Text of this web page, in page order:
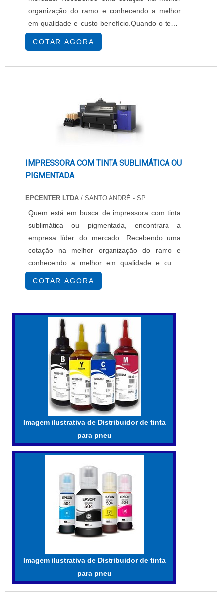
organização do ramo e conhecendo a melhor
em qualidade e custo benefício.Quando o tema
é impressora de rótulos e etiquetas, com os
melhores profissionais da EPcenter atingirá
excelente custo-benefício com pagamento
muitas maneiras eficientes de ...
COTAR AGORA
IMPRESSORA COM TINTA SUBLIMÁTICA OU
PIGMENTADA
EPCENTER LTDA / SANTO ANDRÉ - SP
Quem está em busca de impressora com tinta
sublimática ou pigmentada, encontrará a
empresa líder do mercado. Recebendo uma
cotação na melhor organização do ramo e
conhecendo a melhor em qualidade e custo
benefício.MAIS SOBRE IMPRESSORA COM
TINTA SUBLIMÁTICA OU PIGMENTADASe
alguém busca por impressoras com tinta
sublimática ou pigmentada em uma empresa
segura, descobre a EPcenter. É possível
encontrar impressoras têxteis e impressoras
COTAR AGORA
Imagem ilustrativa de Distribuidor de tinta
para pneu
Imagem ilustrativa de Distribuidor de tinta
para pneu